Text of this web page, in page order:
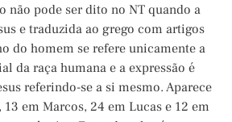
não pode ser dito no NT quando a
e traduzida ao grego com artigos
do homem se refere unicamente a
da raça humana e a expressão é
referindo-se a si mesmo. Aparece
13 em Marcos, 24 em Lucas e 12 em